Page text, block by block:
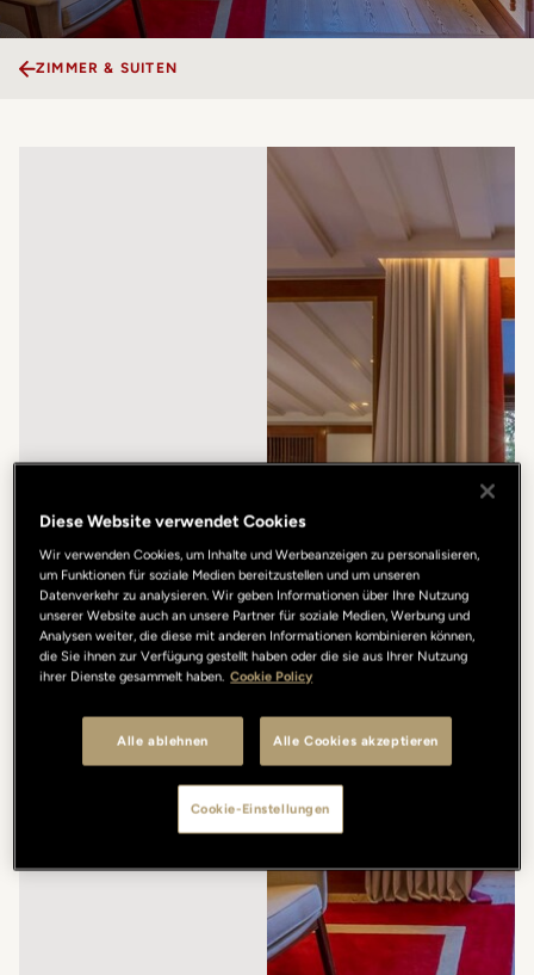
ZIMMER & SUITEN
Diese Website verwendet Cookies
Wir verwenden Cookies, um Inhalte und Werbeanzeigen zu personalisieren,
um Funktionen für soziale Medien bereitzustellen und um unseren
Datenverkehr zu analysieren. Wir geben Informationen über Ihre Nutzung
unserer Website auch an unsere Partner für soziale Medien, Werbung und
Analysen weiter, die diese mit anderen Informationen kombinieren können,
die Sie ihnen zur Verfügung gestellt haben oder die sie aus Ihrer Nutzung
ihrer Dienste gesammelt haben. Cookie Policy
Alle ablehnen Alle Cookies akzeptieren
Cookie-Einstellungen